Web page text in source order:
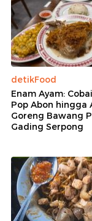
detikFood
Enam Ayam:
Pop Abon hingga
Goreng Bawang
Gading Serpong